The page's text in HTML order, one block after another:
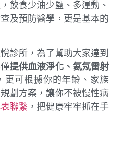
飲食少油少鹽、多運動、
及預防醫學，更是基本的
診所，為了幫助大家達到
提供血液淨化、氦氖雷射
，更可根據你的年齡、家族
劃方案，讓你不被慢性病
聯繫 ，把健康牢牢抓在手